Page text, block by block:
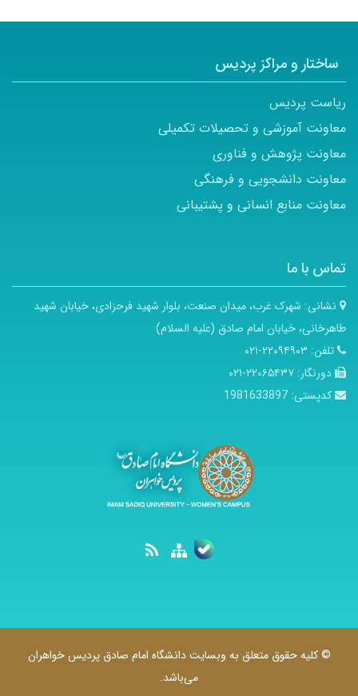
ساختار و مراکز پردیس
ریاست پردیس
معاونت آموزشی و تحصیلات تکمیلی
معاونت پژوهش و فناوری
معاونت دانشجویی و فرهنگی
معاونت منابع انسانی و پشتیبانی
تماس با ما
نشانی: شهرک غرب، میدان صنعت، بلوار شهید فرحزادی، خیابان شهید
طاهرخانی، خیابان امام صادق (علیه السلام)
تلفن: ۲۲۰۹۴۹۰۳-۰۲۱
دورنگار: ۲۲۰۶۵۴۳۷-۰۲۱
کدپستی: 1981633897
© کلیه حقوق متعلق به وبسایت دانشگاه امام صادق پردیس خواهران
می‌باشد.